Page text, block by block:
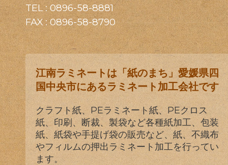
TEL :0896-58-8881
FAX : 0896-58-8790
江南ラミネートは「紙のまち」愛媛県四
国中央市にあるラミネート加工会社です
クラフト紙、PEラミネート紙、PEクロス
紙、印刷、断裁、製袋など各種紙加工、包装
紙、紙袋や手提げ袋の販売など、紙、不織布
やフィルムの押出ラミネート加工を行ってい
ます。